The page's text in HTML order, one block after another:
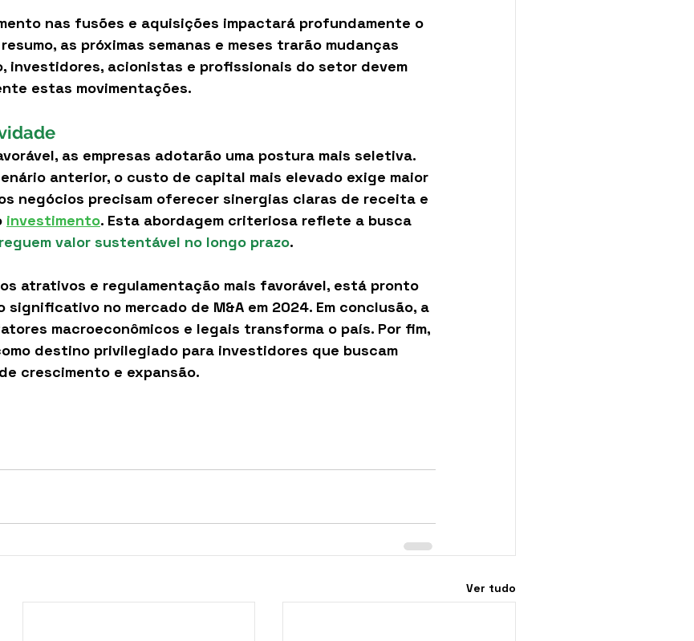
nas fusões e aquisições impactará profundamente o
as próximas semanas e meses trarão mudanças
investidores, acionistas e profissionais do setor devem
estas movimentações.
as empresas adotarão uma postura mais seletiva.
anterior, o custo de capital mais elevado exige maior
negócios precisam oferecer sinergias claras de receita e
investimento. Esta abordagem criteriosa reflete a busca
valor sustentável no longo prazo.
atrativos e regulamentação mais favorável, está pronto
significativo no mercado de M&A em 2024. Em conclusão, a
macroeconômicos e legais transforma o país. Por fim,
destino privilegiado para investidores que buscam
crescimento e expansão.
Ver tudo